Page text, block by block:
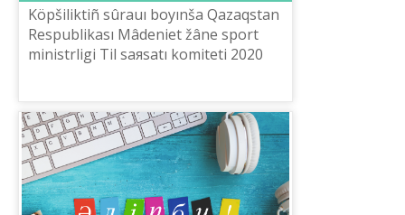
Köpšіlіktіñ sûrauı boyınša Qazaqstan
Respublikası Mâdeniet žâne sport
ministrlіgі Tіl saяsatı komitetі 2020
ŽAZUD...